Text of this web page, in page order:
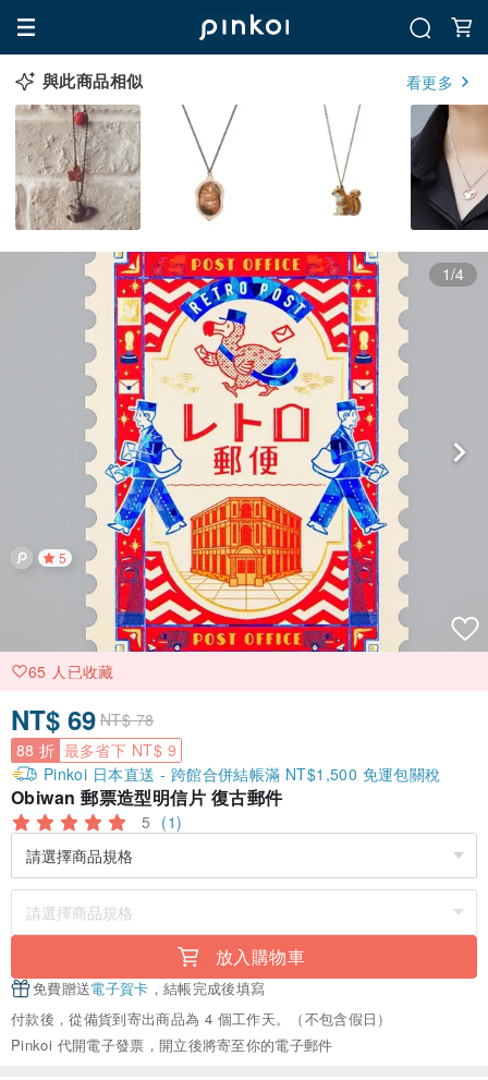
與此商品相似 看更多
1/4
5
65 人已收藏
NT$ 69 NT$ 78
88 折 最多省下 NT$ 9
Pinkoi 日本直送 - 跨館合併結帳滿 NT$1,500 免運包關稅
Obiwan 郵票造型明信片 復古郵件
5 (1)
放入購物車
免費贈送電子賀卡 ，結帳完成後填寫
付款後，從備貨到寄出商品為 4 個工作天。（不包含假日）
Pinkoi 代開電子發票，開立後將寄至你的電子郵件